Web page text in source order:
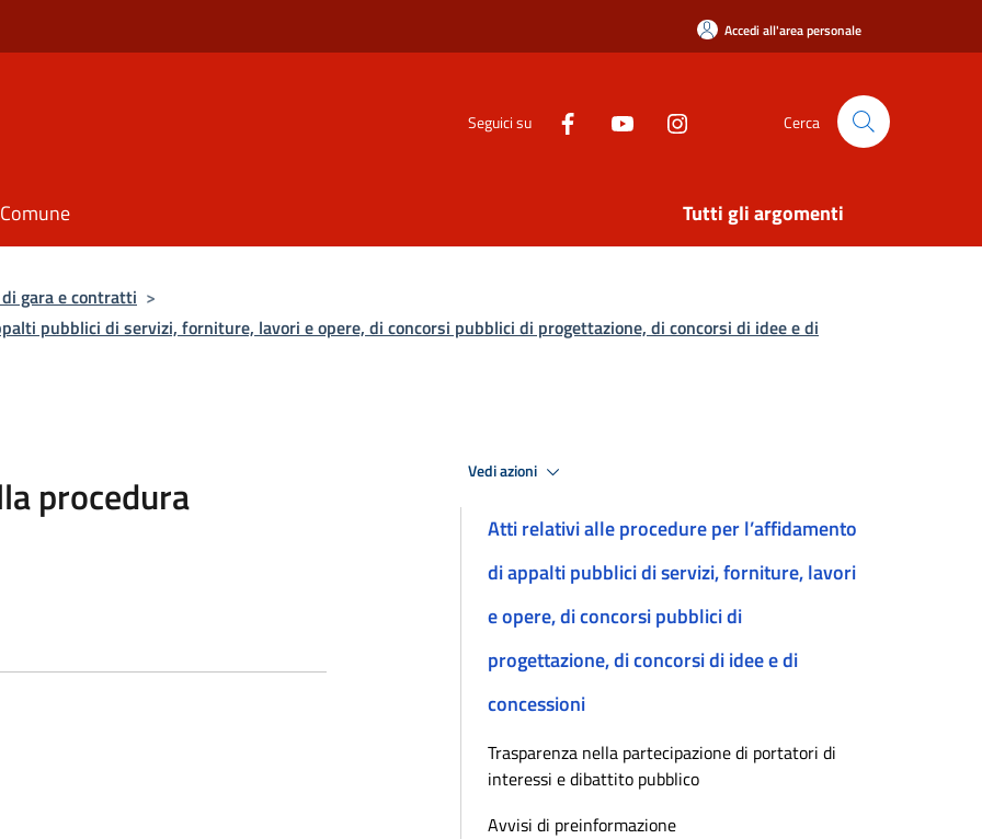
Accedi all'area personale
Seguici su Cerca
Tutti gli argomenti
gara e contratti >
pubblici di servizi, forniture, lavori e opere, di concorsi pubblici di progettazione, di concorsi di idee e di
procedura Vedi azioni
Atti relativi alle procedure per l’affidamento
di appalti pubblici di servizi, forniture, lavori
e opere, di concorsi pubblici di
progettazione, di concorsi di idee e di
concessioni
Trasparenza nella partecipazione di portatori di
interessi e dibattito pubblico
Avvisi di preinformazione